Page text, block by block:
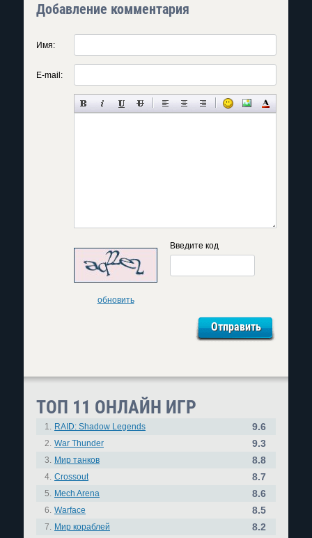
Добавление комментария
Имя:
E-mail:
обновить
Введите код
ТОП 11 ОНЛАЙН ИГР
1. RAID: Shadow Legends 9.6
2. War Thunder 9.3
3. Мир танков 8.8
4. Crossout 8.7
5. Mech Arena 8.6
6. Warface 8.5
7. Мир кораблей 8.2